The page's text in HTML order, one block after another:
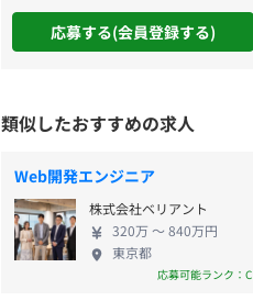
応募する(会員登録する)
類似したおすすめの求人
Web開発エンジニア
株式会社ベリアント
320万 〜 840万円
東京都
応募可能ランク：C